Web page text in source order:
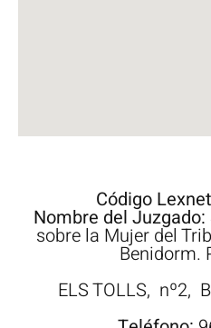
Código
Nombre del Juzgado:
sobre la Mujer del
Benidorm.
ELS TOLLS, nº2,